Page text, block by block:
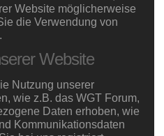
Website möglicherweise
die Verwendung von
Website
Nutzung unserer
wie z.B. das WGT Forum,
Daten erhoben, wie
Kommunikationsdaten